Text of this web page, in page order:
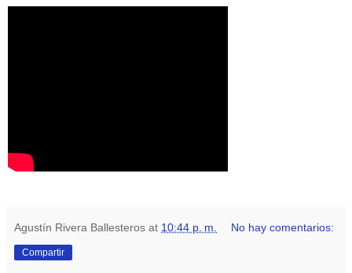
Agustín Rivera Ballesteros at 10:44 p. m. No hay comentarios:
Compartir